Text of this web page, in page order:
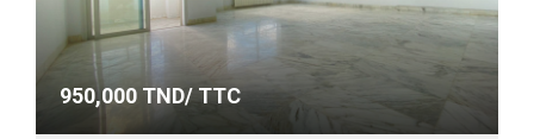
950,000 TND/ TTC